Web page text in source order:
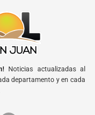
Noticias actualizadas al
departamento y en cada